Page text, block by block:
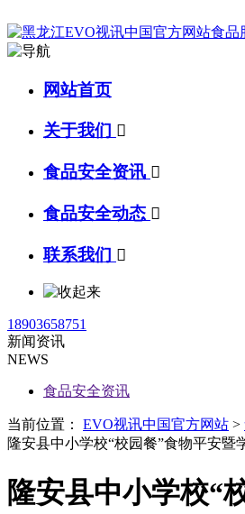
网站首页
关于我们 
食品安全资讯 
食品安全动态 
联系我们 
18903658751
新闻资讯
NEWS
食品安全资讯
当前位置： EVO视讯中国官方网站 >
隆安县中小学校“校园餐”食物平安暨
隆安县中小学校“